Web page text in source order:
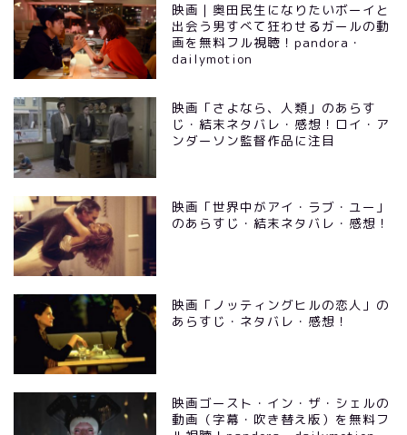
映画｜奥田民生になりたいボーイと
出会う男すべて狂わせるガールの動
画を無料フル視聴！pandora・
dailymotion
映画「さよなら、人類」のあらす
じ・結末ネタバレ・感想！ロイ・ア
ンダーソン監督作品に注目
映画「世界中がアイ・ラブ・ユー」
のあらすじ・結末ネタバレ・感想！
映画「ノッティングヒルの恋人」の
あらすじ・ネタバレ・感想！
映画ゴースト・イン・ザ・シェルの
動画（字幕・吹き替え版）を無料フ